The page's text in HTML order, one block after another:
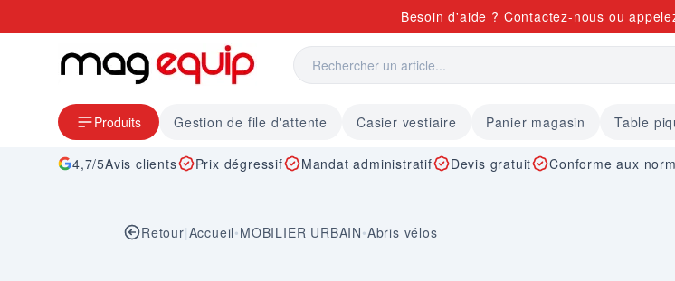
Besoin d'aide ? Contactez-nous ou
Produits Gestion de file d'attente Casier vestiaire Panier magasin Table
4,7/5Avis clients Prix dégressif Mandat administratif Devis gratuit Conforme aux
Retour|Accueil•MOBILIER URBAIN•Abris vélos